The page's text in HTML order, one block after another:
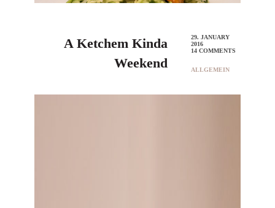
A Ketchem Kinda
Weekend
29. JANUARY
2016
14 COMMENTS
ALLGEMEIN